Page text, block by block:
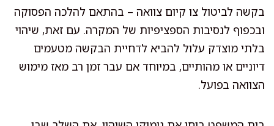
בקשה לביטול צו קיום צוואה – בהתאם להלכה הפסוקה
ובכפוף לנסיבות הספציפיות של המקרה. עם זאת, שיהוי
בלתי מוצדק עלול להביא לדחיית הבקשה מטעמים
דיוניים או מהותיים, במיוחד אם עבר זמן רב מאז מימוש
הצוואה בפועל.